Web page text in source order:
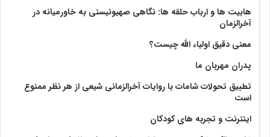
هابیت ها و ارباب حلقه ها: نگاهی صهیونیستی به خاورمیانه در
آخرالزمان
معنی دقیق اولیاء الله چیست؟
پدران مهربان ما
تطبیق تحولات شامات با روایات آخرالزمانی شیعی از هر نظر ممنوع
است
اینترنت و تجربه های کودکان